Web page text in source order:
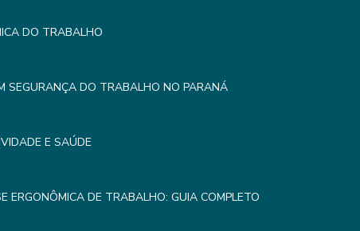
DO TRABALHO
SEGURANÇA DO TRABALHO NO PARANÁ
E SAÚDE
ERGONÔMICA DE TRABALHO: GUIA COMPLETO